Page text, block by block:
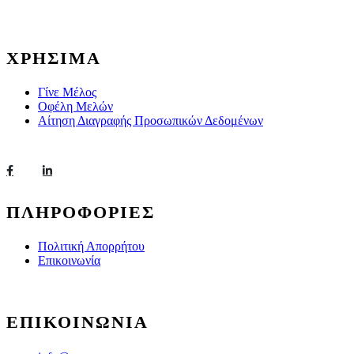
ΧΡΗΣΙΜΑ
Γίνε Μέλος
Οφέλη Μελών
Αίτηση Διαγραφής Προσωπικών Δεδομένων
ΠΛΗΡΟΦΟΡΙΕΣ
Πολιτική Απορρήτου
Επικοινωνία
ΕΠΙΚΟΙΝΩΝΙΑ